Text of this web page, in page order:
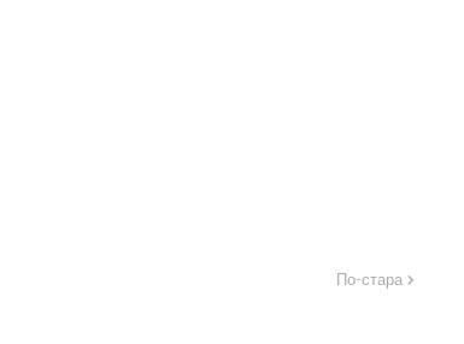
По-стара